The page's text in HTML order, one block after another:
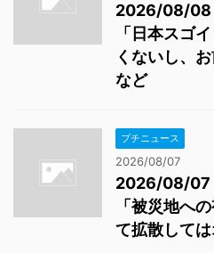
2026/08/08
「日本スゴ
くないし、
など
プチニュース
2026/08/07
2026/08/07
「被災地へ
て拡散して